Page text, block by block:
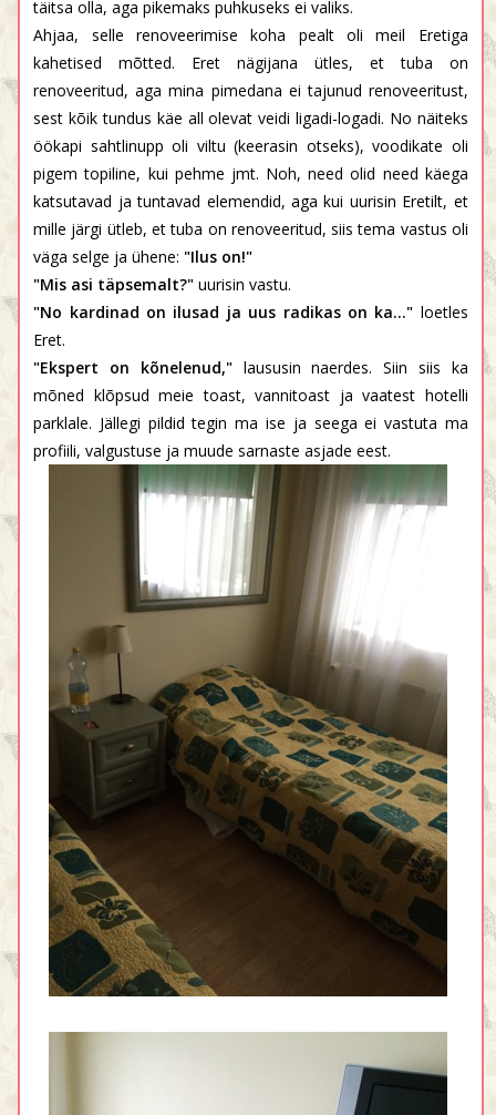
täitsa olla, aga pikemaks puhkuseks ei valiks.
Ahjaa, selle renoveerimise koha pealt oli meil Eretiga
kahetised mõtted. Eret nägijana ütles, et tuba on
renoveeritud, aga mina pimedana ei tajunud renoveeritust,
sest kõik tundus käe all olevat veidi ligadi-logadi. No näiteks
öökapi sahtlinupp oli viltu (keerasin otseks), voodikate oli
pigem topiline, kui pehme jmt. Noh, need olid need käega
katsutavad ja tuntavad elemendid, aga kui uurisin Eretilt, et
mille järgi ütleb, et tuba on renoveeritud, siis tema vastus oli
väga selge ja ühene: "Ilus on!"
"Mis asi täpsemalt?"uurisin vastu.
"No kardinad on ilusad ja uus radikas on ka..." loetles
Eret.
"Ekspert on kõnelenud," laususin naerdes. Siin siis ka
mõned klõpsud meie toast, vannitoast ja vaatest hotelli
parklale. Jällegi pildid tegin ma ise ja seega ei vastuta ma
profiili, valgustuse ja muude sarnaste asjade eest.